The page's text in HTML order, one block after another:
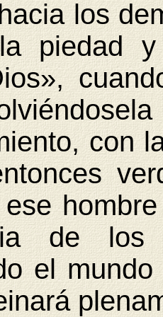
los
piedad y
con
de los
el